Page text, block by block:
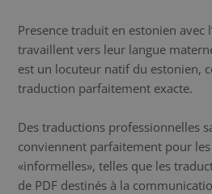
Presence traduit en estonien avec
travaillent vers leur langue
est un locuteur natif du estonien,
traduction parfaitement exacte.
Des traductions professionnelles
conviennent parfaitement pour
«informelles», telles que les
de PDF destinés à la